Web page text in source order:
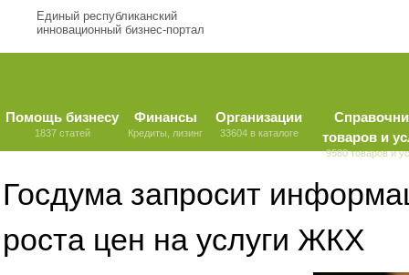
Единый республиканский
инновационный бизнес-портал
Помощь бизнесу
1837 статей
Финансы
Кредиты, лизинг
Организации
33604 в каталоге
товаров и
9580 товаров и
Госдума запросит
роста цен на услуги ЖКХ